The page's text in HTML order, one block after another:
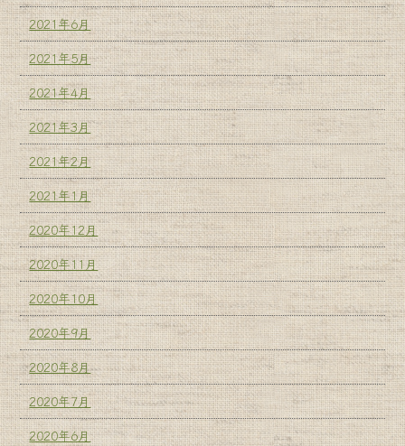
2021年6月
2021年5月
2021年4月
2021年3月
2021年2月
2021年1月
2020年12月
2020年11月
2020年10月
2020年9月
2020年8月
2020年7月
2020年6月